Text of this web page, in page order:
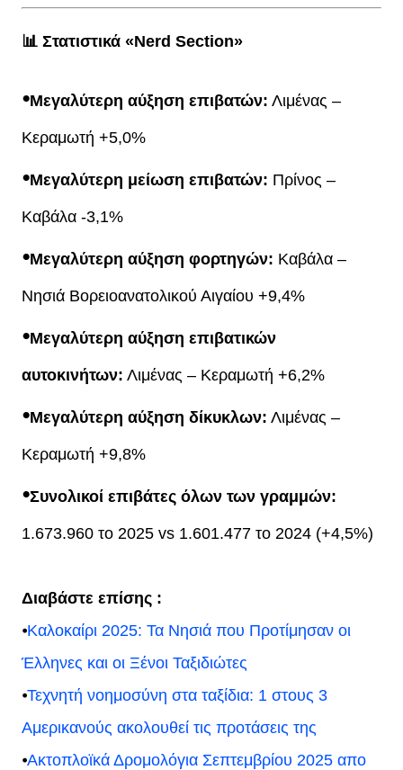
📊 Στατιστικά «Nerd Section»
⦁Μεγαλύτερη αύξηση επιβατών: Λιμένας –
Κεραμωτή +5,0%
⦁Μεγαλύτερη μείωση επιβατών: Πρίνος –
Καβάλα -3,1%
⦁Μεγαλύτερη αύξηση φορτηγών: Καβάλα –
Νησιά Βορειοανατολικού Αιγαίου +9,4%
⦁Μεγαλύτερη αύξηση επιβατικών
αυτοκινήτων: Λιμένας – Κεραμωτή +6,2%
⦁Μεγαλύτερη αύξηση δίκυκλων: Λιμένας –
Κεραμωτή +9,8%
⦁Συνολικοί επιβάτες όλων των γραμμών:
1.673.960 το 2025 vs 1.601.477 το 2024 (+4,5%)
Διαβάστε επίσης :
⦁Καλοκαίρι 2025: Τα Νησιά που Προτίμησαν οι
Έλληνες και οι Ξένοι Ταξιδιώτες
⦁Τεχνητή νοημοσύνη στα ταξίδια: 1 στους 3
Αμερικανούς ακολουθεί τις προτάσεις της
⦁Ακτοπλοϊκά Δρομολόγια Σεπτεμβρίου 2025 απο